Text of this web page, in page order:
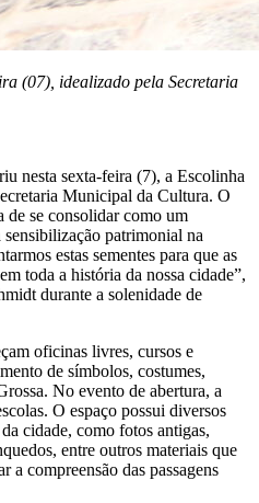
(07), idealizado pela Secretaria
nesta sexta-feira (7), a Escolinha
Municipal da Cultura. O
de se consolidar como um
patrimonial na
estas sementes para que as
toda a história da nossa cidade”,
durante a solenidade de
oficinas livres, cursos e
de símbolos, costumes,
No evento de abertura, a
O espaço possui diversos
cidade, como fotos antigas,
entre outros materiais que
a compreensão das passagens